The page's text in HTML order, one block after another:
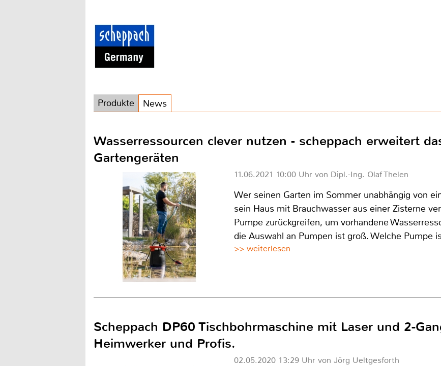
Produkte News
Wasserressourcen clever nutzen - scheppach erweitert
Gartengeräten
11.06.2021 10:00 Uhr von Dipl.-Ing. Olaf Thelen
Wer seinen Garten im Sommer unabhängig von
sein Haus mit Brauchwasser aus einer Zisterne
Pumpe zurückgreifen, um vorhandene
die Auswahl an Pumpen ist groß. Welche Pumpe
>> weiterlesen
Scheppach DP60 Tischbohrmaschine mit Laser und 2-
Heimwerker und Profis.
02.05.2020 13:29 Uhr von Jörg Ueltgesforth